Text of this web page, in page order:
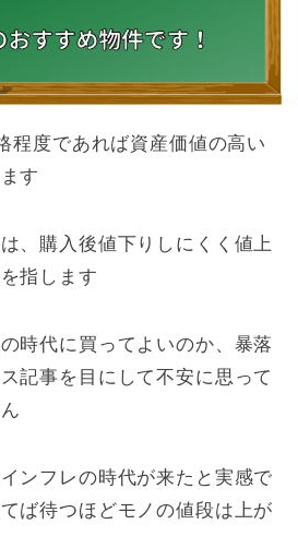
程度であれば資産価値の高い
す
は、購入後値下りしにくく値上
指します
時代に買ってよいのか、暴落
記事を目にして不安に思って
ンフレの時代が来たと実感で
ば待つほどモノの値段は上が